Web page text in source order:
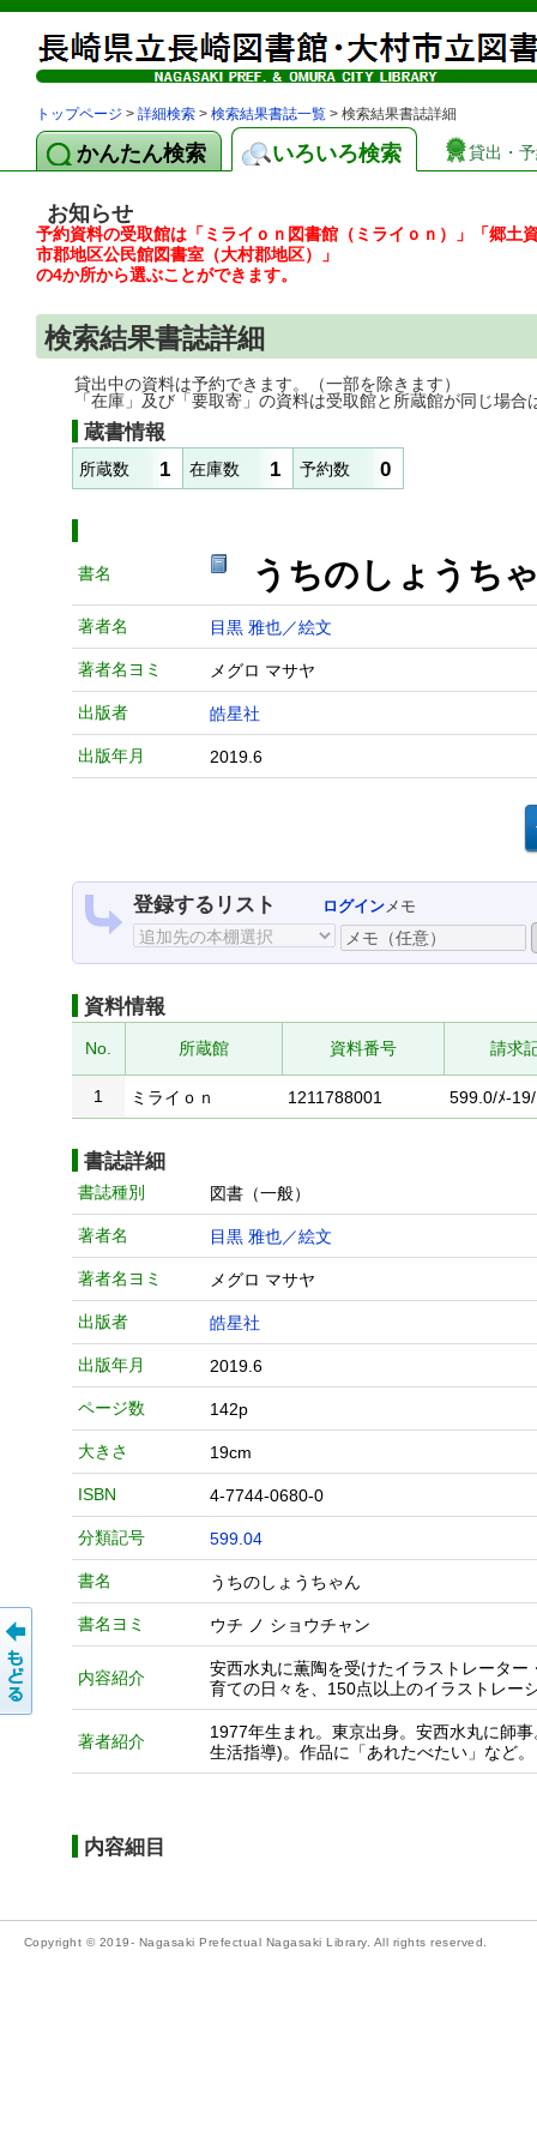
トップページ > 詳細検索 > 検索結果書誌一覧 > 検索結果書誌詳細
かんたん検索 いろいろ検索 貸出・
お知らせ
予約資料の受取館は「ミライｏｎ図書館（ミライｏｎ）」「郷
市郡地区公民館図書室（大村郡地区）」
の4か所から選ぶことができます。
検索結果書誌詳細
貸出中の資料は予約できます。（一部を除きます）
「在庫」及び「要取寄」の資料は受取館と所蔵館が同じ場合
蔵書情報
所蔵数 1 在庫数 1 予約数 0
書名 うちのしょう
著者名 目黒 雅也／絵文
著者名ヨミ メグロ マサヤ
出版者 皓星社
出版年月 2019.6
登録するリスト ログインメモ
資料情報
No. 所蔵館 資料番号 請求
1 ミライｏｎ 1211788001 599.0/ﾒ-19/
書誌詳細
書誌種別 図書（一般）
著者名 目黒 雅也／絵文
著者名ヨミ メグロ マサヤ
出版者 皓星社
出版年月 2019.6
ページ数 142p
大きさ 19cm
ISBN 4-7744-0680-0
分類記号 599.04
書名 うちのしょうちゃん
書名ヨミ ウチ ノ ショウチャン
内容紹介
安西水丸に薫陶を受けたイラストレータ
育ての日々を、150点以上のイラストレー
著者紹介
1977年生まれ。東京出身。安西水丸に師
生活指導)。作品に「あれたべたい」など。
内容細目
Copyright © 2019- Nagasaki Prefectual Nagasaki Library. All rights reserved.